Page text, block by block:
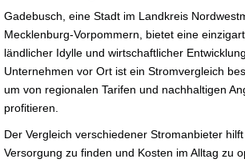
Gadebusch, eine Stadt im Landkreis
Mecklenburg-Vorpommern, bietet eine
ländlicher Idylle und wirtschaftlicher
Unternehmen vor Ort ist ein Stromvergleich
um von regionalen Tarifen und nachhaltigen
profitieren.
Der Vergleich verschiedener Stromanbieter
Versorgung zu finden und Kosten im Alltag zu